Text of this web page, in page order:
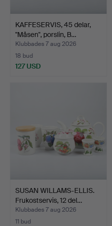
KAFFESERVIS, 45 delar,
"Måsen", porslin, B…
Klubbades 7 aug 2026
18 bud
127 USD
SUSAN WILLAMS-ELLIS.
Frukostservis, 12 del…
Klubbades 7 aug 2026
11 bud